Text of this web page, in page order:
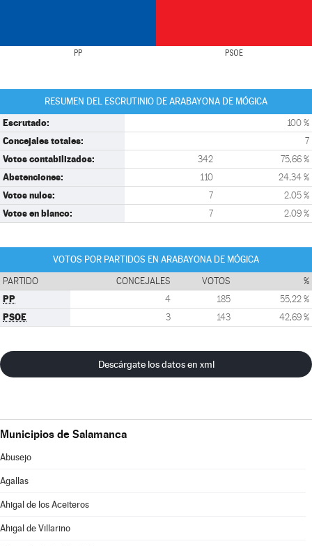
PP PSOE
RESUMEN DEL ESCRUTINIO DE ARABAYONA DE MÓGICA
Escrutado: 100 %
Concejales totales: 7
Votos contabilizados: 342 75,66 %
Abstenciones: 110 24,34 %
Votos nulos: 7 2,05 %
Votos en blanco: 7 2,09 %
VOTOS POR PARTIDOS EN ARABAYONA DE MÓGICA
PARTIDO CONCEJALES VOTOS %
PP 4 185 55,22 %
PSOE 3 143 42,69 %
Descárgate los datos en xml
Municipios de Salamanca
Abusejo
Agallas
Ahigal de los Aceiteros
Ahigal de Villarino